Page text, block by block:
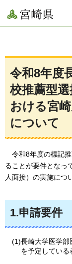
宮崎県
令和8年度
校推薦型
おける宮
について
令和8年度の標記
ることが要件となっ
人面接）の実施につ
1.申請要件
(1)長崎大学医学
を予定している